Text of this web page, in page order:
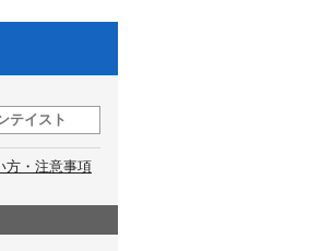
テイスト
方・注意事項